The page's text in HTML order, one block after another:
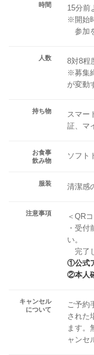
時間
15分前
※開始
参加
人数
8対8程
※募集
が変動
持ち物
スマー
証、マ
お食事
飲み物
ソフト
服装 清潔感
注意事項
＜QR
・受
い。
完了
①公式
②本人
キャンセル
について
ご予約
された
ます。
ャンセ